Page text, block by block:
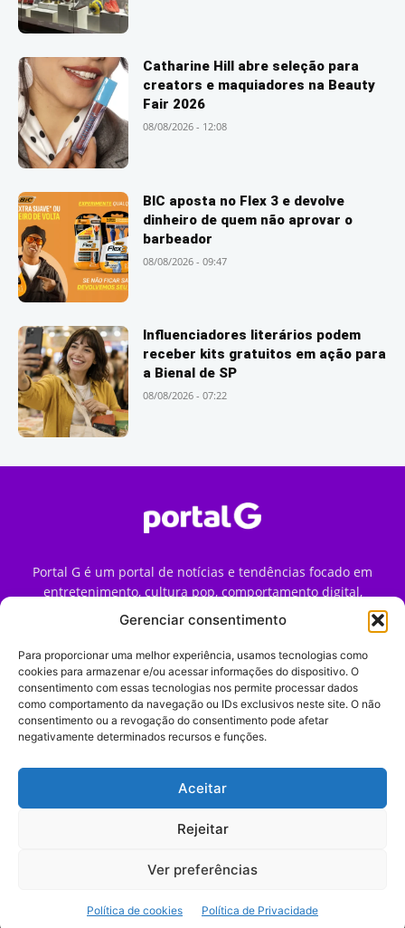
Gerenciar consentimento
Para proporcionar uma melhor experiência, usamos tecnologias como
cookies para armazenar e/ou acessar informações do dispositivo. O
consentimento com essas tecnologias nos permite processar dados
como comportamento da navegação ou IDs exclusivos neste site. O não
consentimento ou a revogação do consentimento pode afetar
negativamente determinados recursos e funções.
Aceitar
Rejeitar
Ver preferências
Política de cookies Política de Privacidade
Catharine Hill abre seleção para
creators e maquiadores na Beauty
Fair 2026
08/08/2026 - 12:08
BIC aposta no Flex 3 e devolve
dinheiro de quem não aprovar o
barbeador
08/08/2026 - 09:47
Influenciadores literários podem
receber kits gratuitos em ação para
a Bienal de SP
08/08/2026 - 07:22
Portal G é um portal de notícias e tendências focado em
entretenimento, cultura pop, comportamento digital,
streaming, games e iniciativas de marca que impactam a
forma como o público vive e consome internet no Brasil.
Contato:contato@portalg.com.br
Início Sobre
Termos de Uso
Política de Privacidade
Contato
tendências de consumo, marketing e comportamento digital.